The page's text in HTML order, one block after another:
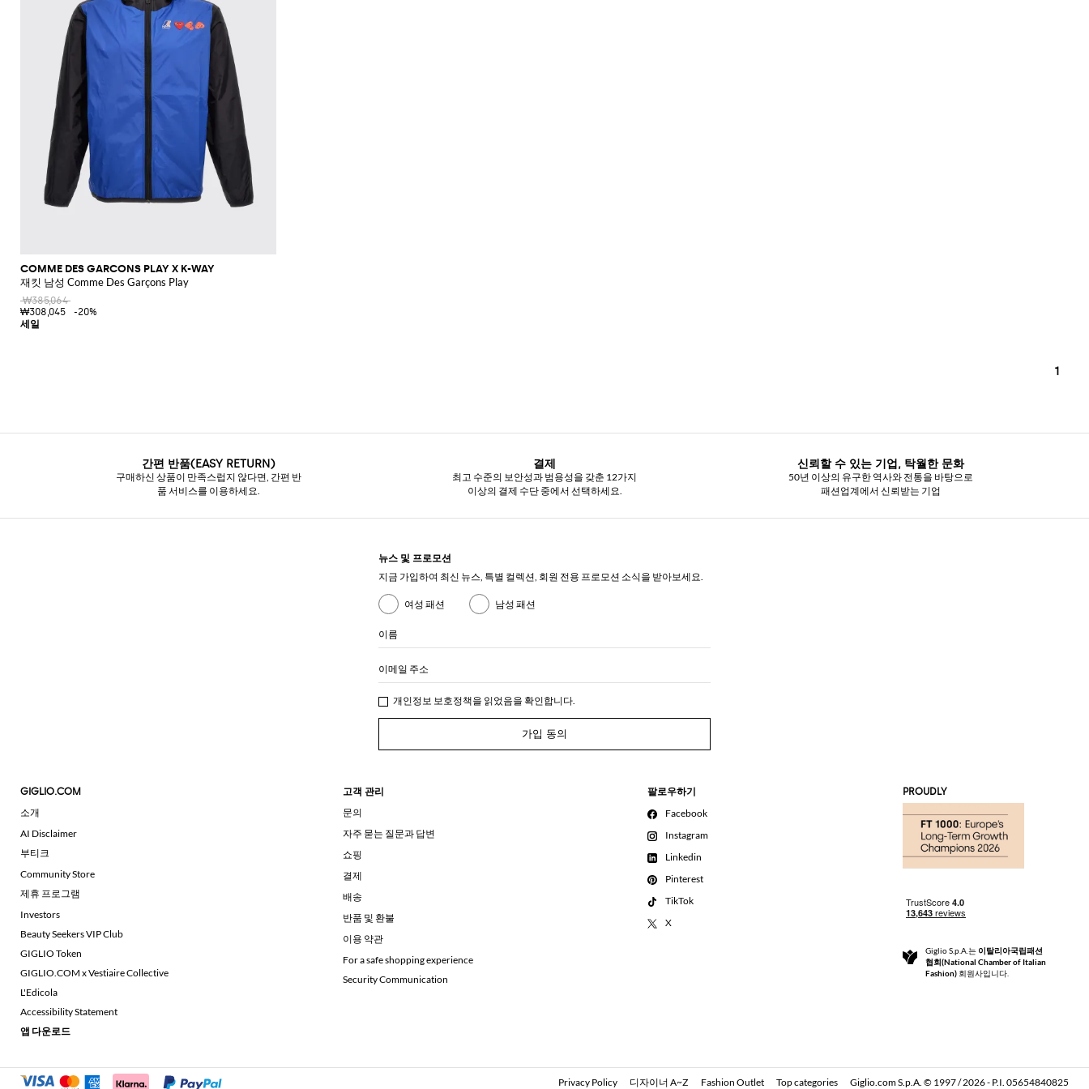
COMME DES GARCONS PLAY X K-WAY
재킷 남성 Comme Des Garçons Play
₩385,064
₩308,045
-20%
1
간편 반품(EASY RETURN)
구매하신 상품이 만족스럽지 않다면, 간편 반
품 서비스를 이용하세요.
결제
최고 수준의 보안성과 범용성을 갖춘 12가지
이상의 결제 수단 중에서 선택하세요.
신뢰할 수 있는 기업, 탁월한 문화
50년 이상의 유구한 역사와 전통을 바탕으로
패션업계에서 신뢰받는 기업
뉴스 및 프로모션
지금 가입하여 최신 뉴스, 특별 컬렉션, 회원 전용 프로모션 소식을 받아보세요.
여성 패션 남성 패션
이름
이메일 주소
개인정보 보호정책을 읽었음을 확인합니다.
가입 동의
GIGLIO.COM
소개
AI Disclaimer
부티크
Community Store
제휴 프로그램
Investors
Beauty Seekers VIP Club
GIGLIO Token
GIGLIO.COM x Vestiaire Collective
L'Edicola
Accessibility Statement
앱 다운로드
고객 관리
문의
자주 묻는 질문과 답변
쇼핑
결제
배송
반품 및 환불
이용 약관
For a safe shopping experience
Security Communication
팔로우하기
Facebook
Instagram
Linkedin
Pinterest
TikTok
X
PROUDLY
Giglio S.p.A.는 이탈리아국립패션
협회(National Chamber of Italian
Fashion) 회원사입니다.
Privacy Policy 디자이너 A~Z Fashion Outlet Top categories Giglio.com S.p.A. © 1997 / 2026 - P.I. 05654840825